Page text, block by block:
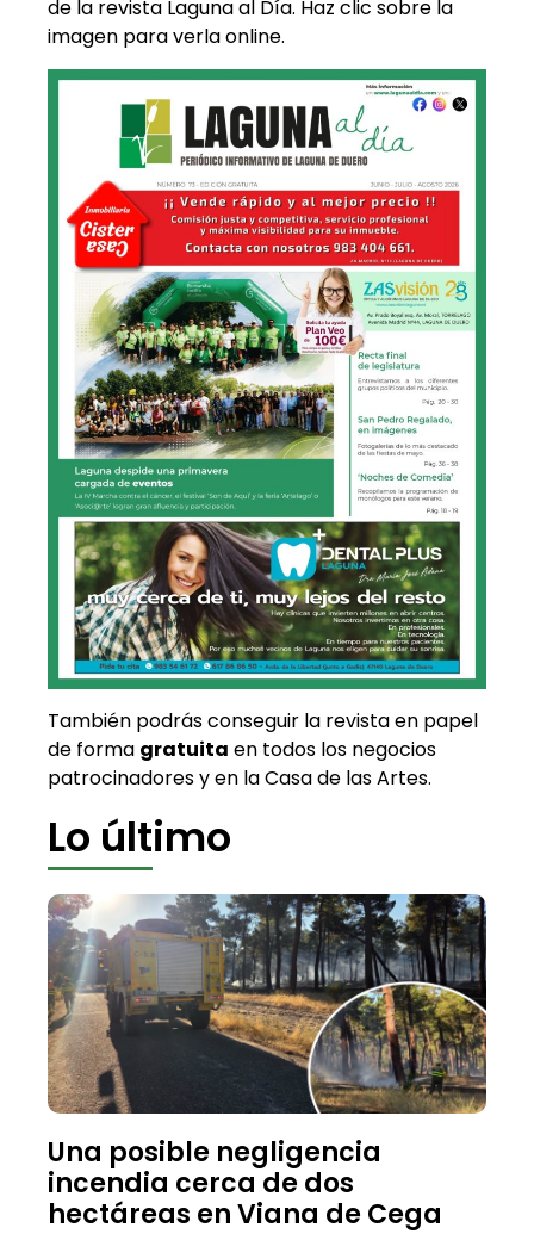
de la revista Laguna al Día. Haz clic sobre la
imagen para verla online.
También podrás conseguir la revista en papel
de forma gratuita en todos los negocios
patrocinadores y en la Casa de las Artes.
Lo último
Una posible negligencia
incendia cerca de dos
hectáreas en Viana de Cega